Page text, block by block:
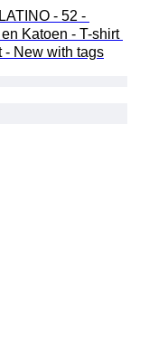
- 52 -
Katoen - T-shirt
- New with tags